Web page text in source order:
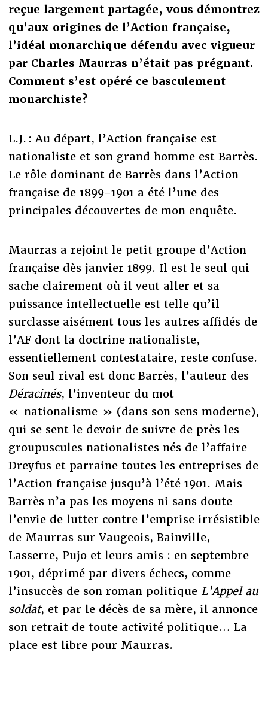
reçue largement partagée, vous démontrez
qu’aux origines de l’Action française,
l’idéal monarchique défendu avec vigueur
par Charles Maurras n’était pas prégnant.
Comment s’est opéré ce basculement
monarchiste?
L.J. : Au départ, l’Action française est
nationaliste et son grand homme est Barrès.
Le rôle dominant de Barrès dans l’Action
française de 1899-1901 a été l’une des
principales découvertes de mon enquête.
Maurras a rejoint le petit groupe d’Action
française dès janvier 1899. Il est le seul qui
sache clairement où il veut aller et sa
puissance intellectuelle est telle qu’il
surclasse aisément tous les autres affidés de
l’AF dont la doctrine nationaliste,
essentiellement contestataire, reste confuse.
Son seul rival est donc Barrès, l’auteur des
Déracinés, l’inventeur du mot
« nationalisme » (dans son sens moderne),
qui se sent le devoir de suivre de près les
groupuscules nationalistes nés de l’affaire
Dreyfus et parraine toutes les entreprises de
l’Action française jusqu’à l’été 1901. Mais
Barrès n’a pas les moyens ni sans doute
l’envie de lutter contre l’emprise irrésistible
de Maurras sur Vaugeois, Bainville,
Lasserre, Pujo et leurs amis : en septembre
1901, déprimé par divers échecs, comme
l’insuccès de son roman politique L’Appel au
soldat, et par le décès de sa mère, il annonce
son retrait de toute activité politique… La
place est libre pour Maurras.